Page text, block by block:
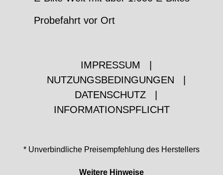
Probefahrt vor Ort
IMPRESSUM
NUTZUNGSBEDINGUNGEN
DATENSCHUTZ
INFORMATIONSPFLICHT
* Unverbindliche Preisempfehlung des Herstellers
Weitere Hinweise